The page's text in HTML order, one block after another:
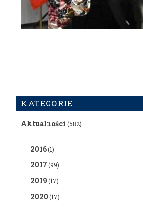
KATEGORIE
Aktualności (582)
2016(1)
2017 (99)
2019 (17)
2020 (17)